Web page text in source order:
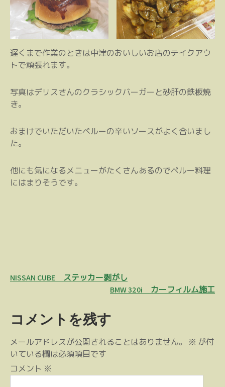
遅くまで作業のときは中津のおいしいお店のテイクアウ
トで頑張れます。
写真はデリスさんのクラシックバーガーと砂肝の鉄板焼
き。
おまけでいただいたペルーの辛いソースがよく合いまし
た。
他にも気になるメニューがたくさんあるのでペルー料理
にはまりそうです。
投
ビ
ゲ
ー
シ
NISSAN CUBE ステッカー剥がし
BMW 320i カーフィルム施工
コメントを残す
メールアドレスが公開されることはありません。 ※ が付
いている欄は必須項目です
コメント ※